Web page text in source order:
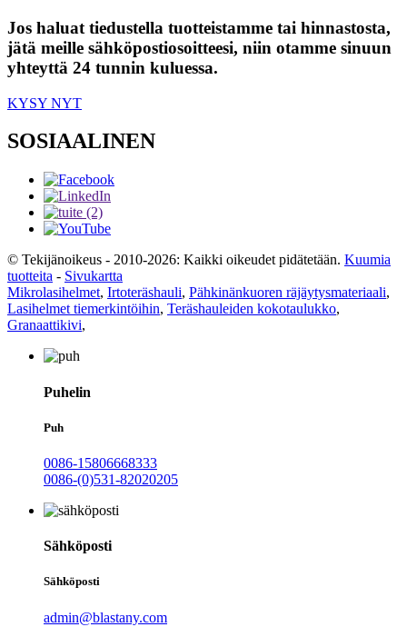
Jos haluat tiedustella tuotteistamme tai hinnastosta,
jätä meille sähköpostiosoitteesi, niin otamme sinuun
yhteyttä 24 tunnin kuluessa.
KYSY NYT
SOSIAALINEN
© Tekijänoikeus - 2010-2026: Kaikki oikeudet pidätetään. Kuumia
tuotteita - Sivukartta
Mikrolasihelmet, Irtoteräshauli, Pähkinänkuoren räjäytysmateriaali,
Lasihelmet tiemerkintöihin, Teräshauleiden kokotaulukko,
Granaattikivi,
Puhelin
Puh
0086-15806668333
0086-(0)531-82020205
Sähköposti
Sähköposti
admin@blastany.com